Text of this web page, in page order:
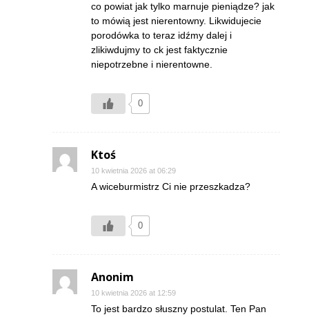
co powiat jak tylko marnuje pieniądze? jak
to mówią jest nierentowny. Likwidujecie
porodówka to teraz idźmy dalej i
zlikiwdujmy to ck jest faktycznie
niepotrzebne i nierentowne.
0
Ktoś
10 kwietnia 2026 at 06:29
A wiceburmistrz Ci nie przeszkadza?
0
Anonim
10 kwietnia 2026 at 12:59
To jest bardzo słuszny postulat. Ten Pan